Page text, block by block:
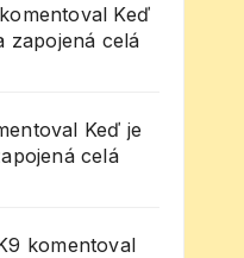
Keď
zapojená celá
Keď je
celá
komentoval